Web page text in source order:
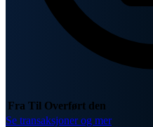
Fra Til Overført den
Se transaksjoner og mer